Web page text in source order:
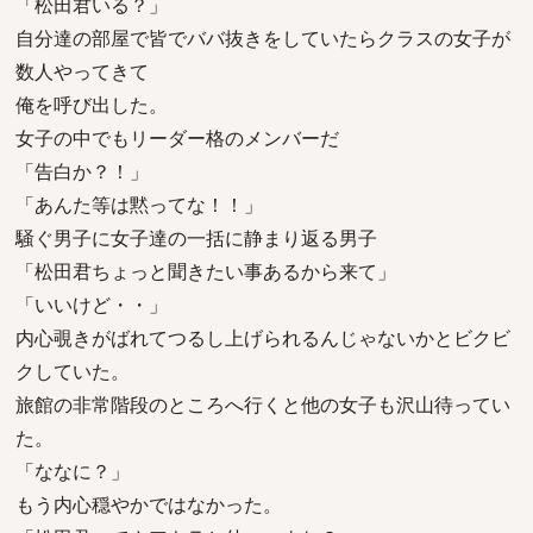
自分達の部屋で皆でババ抜きをしていたらクラスの女子が
数人やってきて
俺を呼び出した。
女子の中でもリーダー格のメンバーだ
「告白か？！」
「あんた等は黙ってな！！」
騒ぐ男子に女子達の一括に静まり返る男子
「松田君ちょっと聞きたい事あるから来て」
「いいけど・・」
内心覗きがばれてつるし上げられるんじゃないかとビクビ
クしていた。
旅館の非常階段のところへ行くと他の女子も沢山待ってい
た。
「ななに？」
もう内心穏やかではなかった。